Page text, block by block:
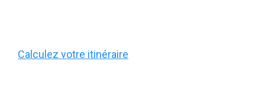
Calculez votre itinéraire